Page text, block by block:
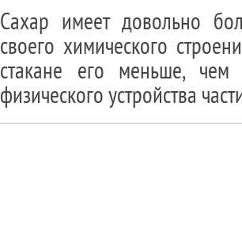
Сахар имеет довольно
своего химического
стакане его меньше, чем
физического устройства